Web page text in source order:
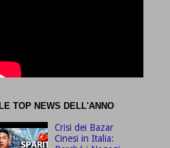
LE TOP NEWS DELL'ANNO
Crisi dei Bazar
Cinesi in Italia: